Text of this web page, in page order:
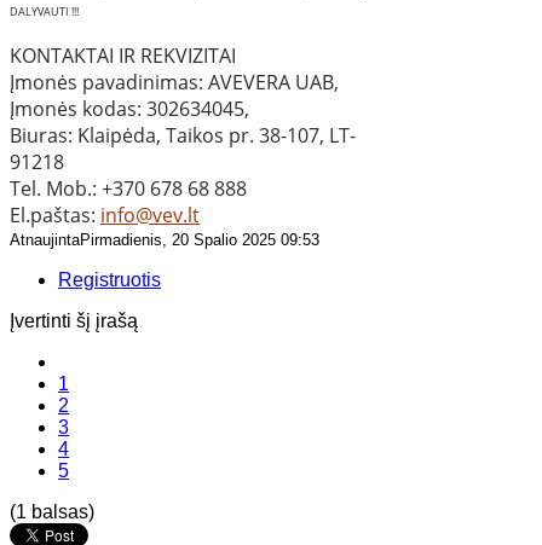
DALYVAUTI !!!
KONTAKTAI IR REKVIZITAI
​Įmonės pavadinimas: AVEVERA UAB,
Įmonės kodas: 302634045,
Biuras: Klaipėda, Taikos pr. 38-107, LT-
91218
Tel. Mob.: +370 678 68 888
El.paštas: info@vev.lt
AtnaujintaPirmadienis, 20 Spalio 2025 09:53
Registruotis
Įvertinti šį įrašą
1
2
3
4
5
(1 balsas)